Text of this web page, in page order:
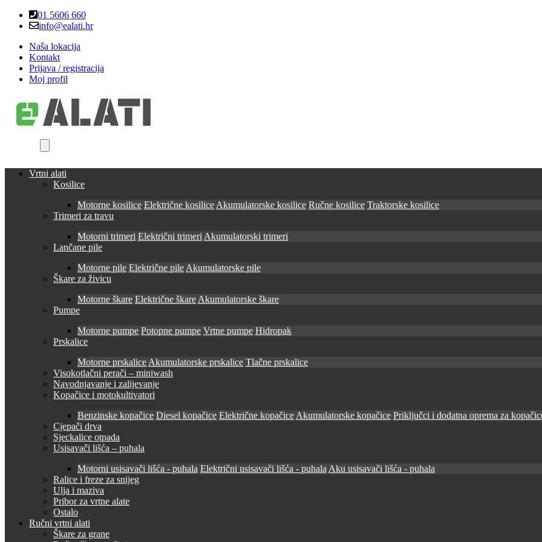
Skip
Skip
01 5606 660
info@ealati.hr
Naša lokacija
Kontakt
Prijava / registracija
Moj profil
Vrtni alati
Kosilice
Motorne kosilice Električne kosilice Akumulatorske kosilice Ručne kosilice Traktorske kosilice
Trimeri za travu
Motorni trimeri Električni trimeri Akumulatorski trimeri
Lančane pile
Motorne pile Električne pile Akumulatorske pile
Škare za živicu
Motorne škare Električne škare Akumulatorske škare
Pumpe
Motorne pumpe Potopne pumpe Vrtne pumpe Hidropak
Prskalice
Motorne prskalice Akumulatorske prskalice Tlačne prskalice
Visokotlačni perači – miniwash
Navodnjavanje i zalijevanje
Kopačice i motokultivatori
Benzinske kopačice Diesel kopačice Električne kopačice Akumulatorske kopačice Priključci i dodatna oprema za
Cjepači drva
Sjeckalice otpada
Usisavači lišća – puhala
Motorni usisavači lišća - puhala Električni usisavači lišća - puhala Aku usisavači lišća - puhala
Ralice i freze za snijeg
Ulja i maziva
Pribor za vrtne alate
Ostalo
Ručni vrtni alati
Škare za grane